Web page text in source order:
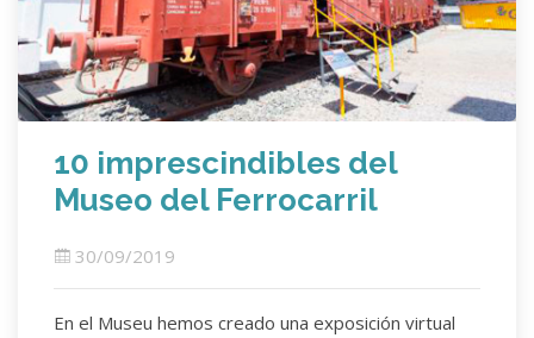
10 imprescindibles del
Museo del Ferrocarril
30/09/2019
En el Museu hemos creado una exposición virtual